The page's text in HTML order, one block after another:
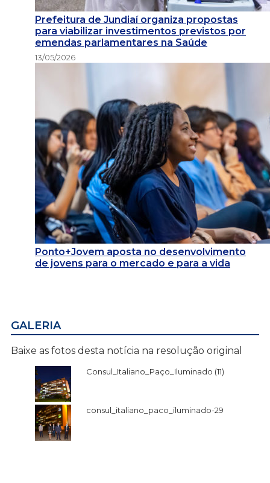
Prefeitura de Jundiaí organiza propostas
para viabilizar investimentos previstos por
emendas parlamentares na Saúde
13/05/2026
Ponto+Jovem aposta no desenvolvimento
de jovens para o mercado e para a vida
GALERIA
Baixe as fotos desta notícia na resolução original
Consul_Italiano_Paço_Iluminado (11)
consul_italiano_paco_iluminado-29